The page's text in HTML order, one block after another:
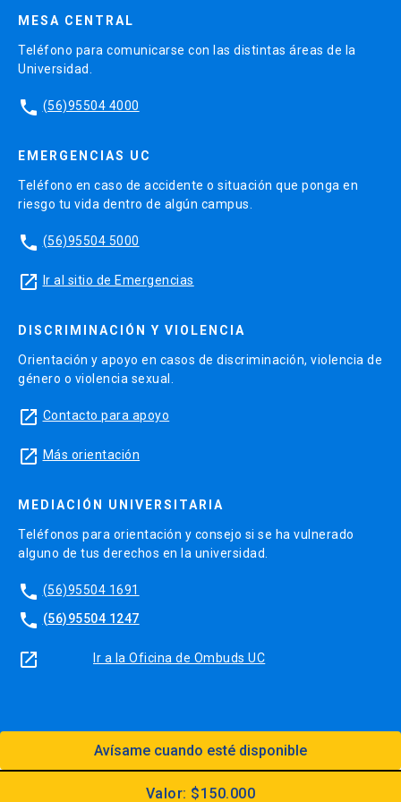
Avísame cuando esté disponible
Valor: $150.000
MESA CENTRAL
Teléfono para comunicarse con las distintas áreas de la
Universidad.
phone (56)95504 4000
EMERGENCIAS UC
Teléfono en caso de accidente o situación que ponga en
riesgo tu vida dentro de algún campus.
phone (56)95504 5000
launch Ir al sitio de Emergencias
DISCRIMINACIÓN Y VIOLENCIA
Orientación y apoyo en casos de discriminación, violencia de
género o violencia sexual.
launch Contacto para apoyo
launch Más orientación
MEDIACIÓN UNIVERSITARIA
Teléfonos para orientación y consejo si se ha vulnerado
alguno de tus derechos en la universidad.
phone (56)95504 1691
phone (56)95504 1247
launch Ir a la Oficina de Ombuds UC
Kit Digital UC